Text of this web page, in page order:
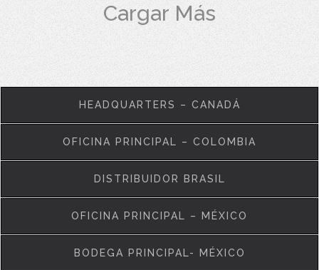
Cargar Más
HEADQUARTERS – CANADÁ
OFICINA PRINCIPAL – COLOMBIA
DISTRIBUIDOR BRASIL
OFICINA PRINCIPAL – MÉXICO
BODEGA PRINCIPAL- MÉXICO